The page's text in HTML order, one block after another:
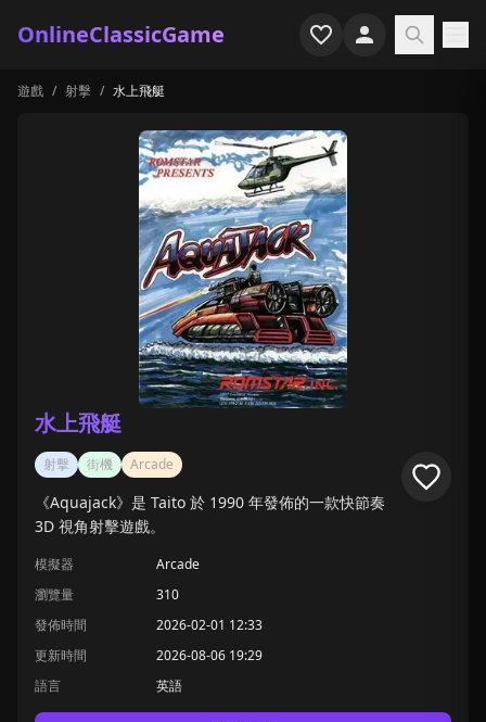
OnlineClassicGame
首頁
遊戲專題
最近玩過
遊戲 / 射擊 / 水上飛艇
水上飛艇
射擊 街機 Arcade
《Aquajack》是 Taito 於 1990 年發佈的一款快節奏
3D 視角射擊遊戲。
模擬器
Arcade
瀏覽量
310
發佈時間
2026-02-01 12:33
更新時間
2026-08-06 19:29
語言
英語